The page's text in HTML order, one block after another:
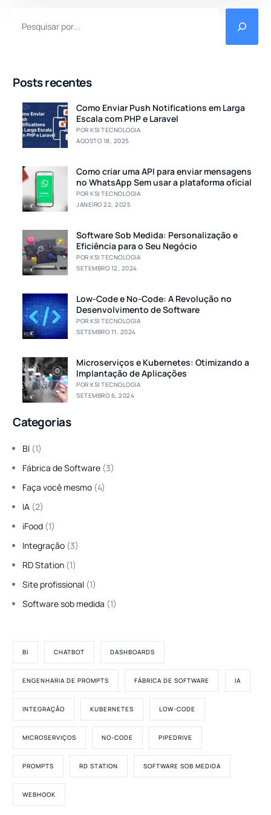
Posts recentes
Como Enviar Push Notifications em Larga
Escala com PHP e Laravel
POR KSI TECNOLOGIA
AGOSTO 18, 2025
Como criar uma API para enviar mensagens
no WhatsApp Sem usar a plataforma oficial
POR KSI TECNOLOGIA
JANEIRO 22, 2025
Software Sob Medida: Personalização e
Eficiência para o Seu Negócio
POR KSI TECNOLOGIA
SETEMBRO 12, 2024
Low-Code e No-Code: A Revolução no
Desenvolvimento de Software
POR KSI TECNOLOGIA
SETEMBRO 11, 2024
Microserviços e Kubernetes: Otimizando a
Implantação de Aplicações
POR KSI TECNOLOGIA
SETEMBRO 6, 2024
Categorias
BI (1)
Fábrica de Software (3)
Faça você mesmo (4)
IA (2)
iFood (1)
Integração (3)
RD Station (1)
Site profissional (1)
Software sob medida (1)
BI CHATBOT DASHBOARDS
ENGENHARIA DE PROMPTS FÁBRICA DE SOFTWARE IA
INTEGRAÇÃO KUBERNETES LOW-CODE
MICROSERVIÇOS NO-CODE PIPEDRIVE
PROMPTS RD STATION SOFTWARE SOB MEDIDA
WEBHOOK